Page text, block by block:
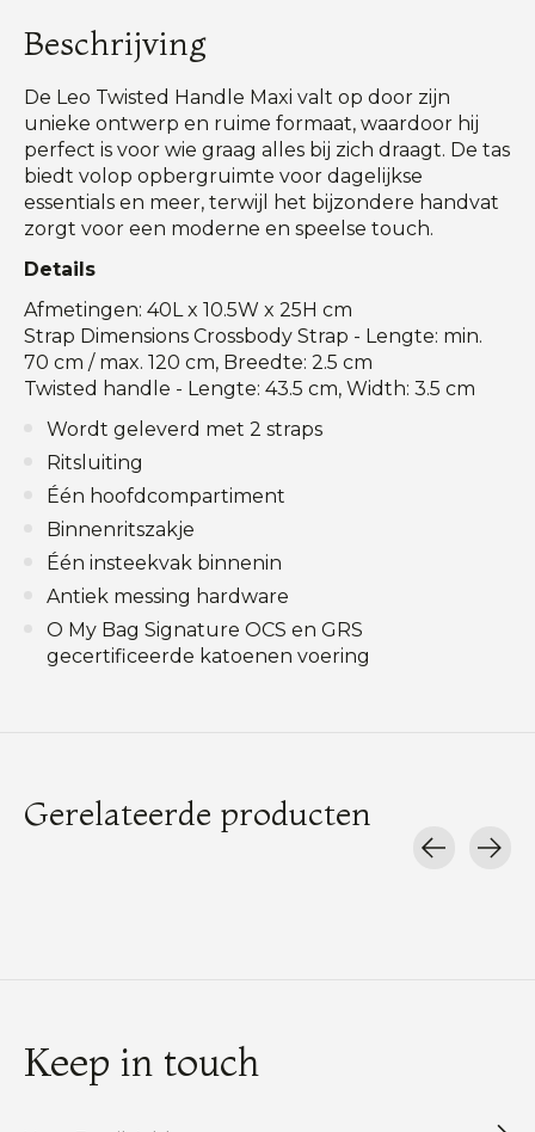
Beschrijving
De Leo Twisted Handle Maxi valt op door zijn
unieke ontwerp en ruime formaat, waardoor hij
perfect is voor wie graag alles bij zich draagt. De tas
biedt volop opbergruimte voor dagelijkse
essentials en meer, terwijl het bijzondere handvat
zorgt voor een moderne en speelse touch.
Details
Afmetingen: 40L x 10.5W x 25H cm
Strap Dimensions Crossbody Strap - Lengte: min.
70 cm / max. 120 cm, Breedte: 2.5 cm
Twisted handle - Lengte: 43.5 cm, Width: 3.5 cm
Wordt geleverd met 2 straps
Ritsluiting
Één hoofdcompartiment
Binnenritszakje
Één insteekvak binnenin
Antiek messing hardware
O My Bag Signature OCS en GRS
gecertificeerde katoenen voering
Gerelateerde producten
Keep in touch